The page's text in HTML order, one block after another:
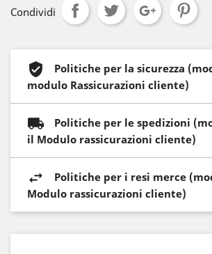
Condividi
Politiche per la sicurezza
modulo Rassicurazioni cliente)
Politiche per le spedizioni
il Modulo rassicurazioni cliente)
Politiche per i resi merce
Modulo rassicurazioni cliente)